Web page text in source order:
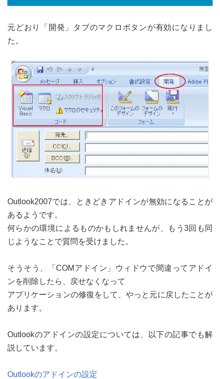
元どおり「開発」タブのマクロボタンが有効になりまし
た。
Outlook2007では、ときどきアドインが無効になることが
あるようです。
何らかの環境によるものかもしれませんが、もう3回も同
じようなことで質問を受けました。
そうそう、「COMアドイン」ウィドウで間違ってアドイ
ンを削除したら、戻せなくなって
アプリケーションの修復をして、やっと元に戻したことが
あります。
Outlookのアドインの設定については、以下の記事でも解
説しています。
Outlookのアドインの設定